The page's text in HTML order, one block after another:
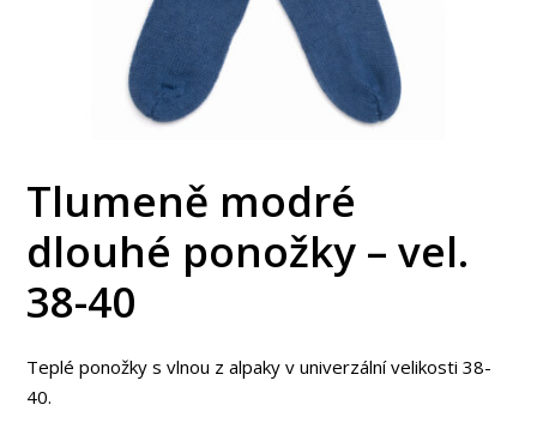
Tlumeně modré
dlouhé ponožky – vel.
38-40
Teplé ponožky s vlnou z alpaky v univerzální velikosti 38-
40.